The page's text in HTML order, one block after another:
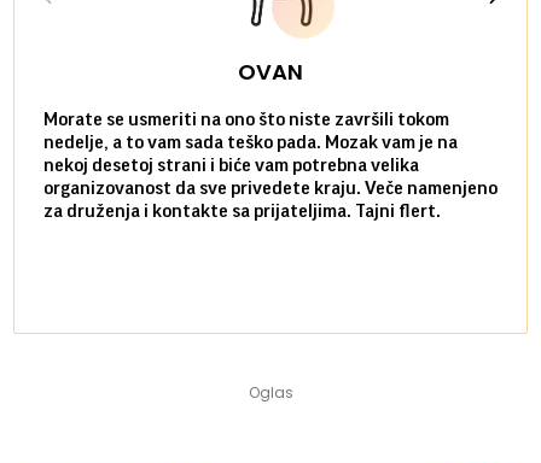
OVAN
Morate se usmeriti na ono što niste završili tokom
nedelje, a to vam sada teško pada. Mozak vam je na
nekoj desetoj strani i biće vam potrebna velika
organizovanost da sve privedete kraju. Veče namenjeno
za druženja i kontakte sa prijateljima. Tajni flert.